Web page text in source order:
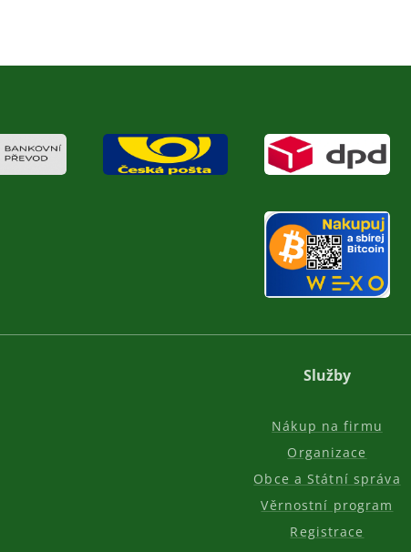
Služby
Nákup na firmu
Organizace
Obce a Státní správa
Věrnostní program
Registrace